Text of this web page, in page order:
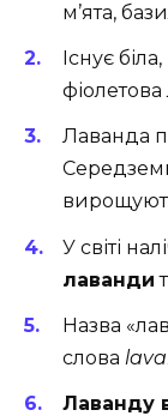
м’ята,
Існує
Лаванда
вирощують
У світі
лаванди
Назва
слова
Лаванду